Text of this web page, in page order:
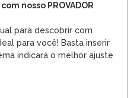
nosso PROVADOR
para descobrir com
para você! Basta inserir
indicará o melhor ajuste